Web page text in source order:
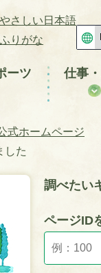
やさしい日本語
ふりがな
ーツ 仕事
式ホームページ
した
調べたい
ページID